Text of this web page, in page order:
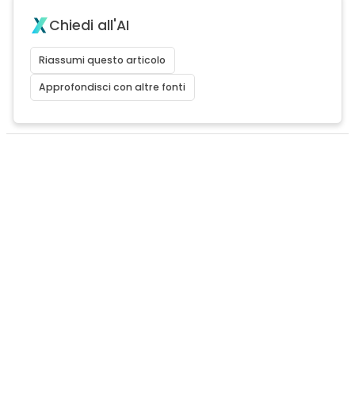
Chiedi all'AI
Riassumi questo articolo
Approfondisci con altre fonti